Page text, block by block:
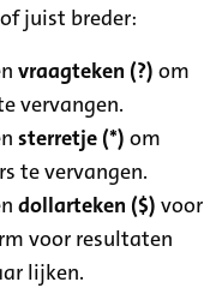
juist breder:
vraagteken (?) om
vervangen.
sterretje (*) om
te vervangen.
dollarteken ($) voor
voor resultaten
lijken.